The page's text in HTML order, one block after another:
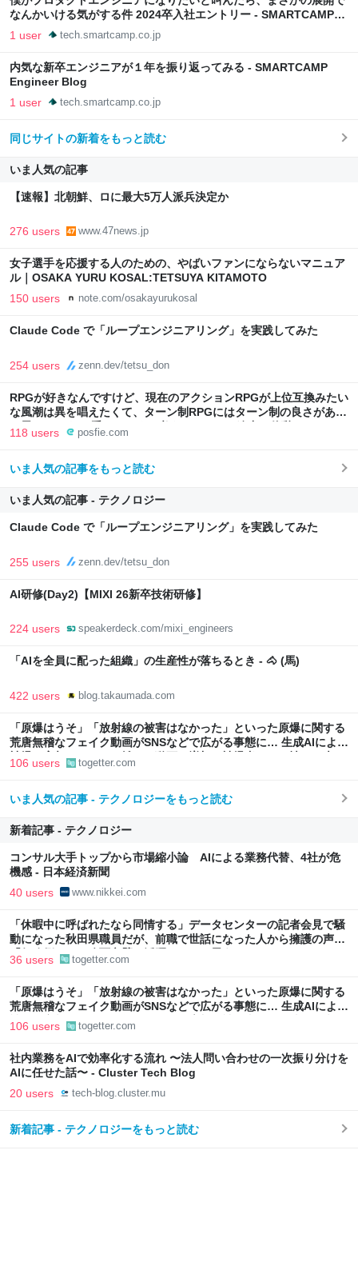
なんかいける気がする件 2024卒入社エントリー - SMARTCAMP
Engineer Blog
1 user tech.smartcamp.co.jp
内気な新卒エンジニアが１年を振り返ってみる - SMARTCAMP
Engineer Blog
1 user tech.smartcamp.co.jp
同じサイトの新着をもっと読む
いま人気の記事
【速報】北朝鮮、ロに最大5万人派兵決定か
276 users www.47news.jp
女子選手を応援する人のための、やばいファンにならないマニュア
ル｜OSAKA YURU KOSAL:TETSUYA KITAMOTO
150 users note.com/osakayurukosal
Claude Code で「ループエンジニアリング」を実践してみた
254 users zenn.dev/tetsu_don
RPGが好きなんですけど、現在のアクションRPGが上位互換みたい
な風潮は異を唱えたくて、ターン制RPGにはターン制の良さがある
と思ってます 一手をじっくり考えられたり、途中で休憩したりでき
るのがターン制の良さじゃないですか もっとターン制を煮詰めて欲
(´・ω・｀)」
118 users posfie.com
いま人気の記事をもっと読む
いま人気の記事 - テクノロジー
Claude Code で「ループエンジニアリング」を実践してみた
255 users zenn.dev/tetsu_don
AI研修(Day2)【MIXI 26新卒技術研修】
224 users speakerdeck.com/mixi_engineers
「AIを全員に配った組織」の生産性が落ちるとき - 🐴 (馬)
422 users blog.takaumada.com
「原爆はうそ」「放射線の被害はなかった」といった原爆に関する
荒唐無稽なフェイク動画がSNSなどで広がる事態に… 生成AIによる
被爆の実相からはかけ離れた動画も増加、被爆者からは憤りの声も
106 users togetter.com
いま人気の記事 - テクノロジーをもっと読む
新着記事 - テクノロジー
コンサル大手トップから市場縮小論 AIによる業務代替、4社が危
機感 - 日本経済新聞
40 users www.nikkei.com
「休暇中に呼ばれたなら同情する」データセンターの記者会見で騒
動になった秋田県職員だが、前職で世話になった人から擁護の声
「行政側として八面六臂の活躍をしたと思う」
36 users togetter.com
「原爆はうそ」「放射線の被害はなかった」といった原爆に関する
荒唐無稽なフェイク動画がSNSなどで広がる事態に… 生成AIによる
被爆の実相からはかけ離れた動画も増加、被爆者からは憤りの声も
106 users togetter.com
社内業務をAIで効率化する流れ 〜法人問い合わせの一次振り分けを
AIに任せた話〜 - Cluster Tech Blog
20 users tech-blog.cluster.mu
新着記事 - テクノロジーをもっと読む